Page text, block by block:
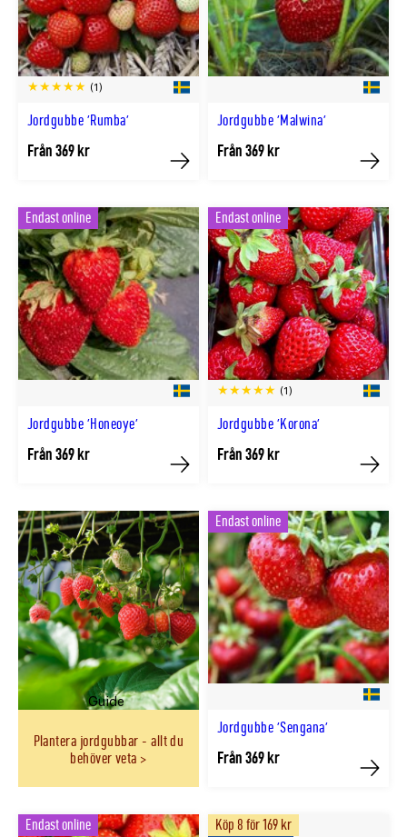
Jordgubbe 'Rumba'
(1)
Från 369 kr
Köp
Jordgubbe 'Malwina'
Från 369 kr
Köp
Jordgubbe 'Honeoye'
Endast online
Från 369 kr
Köp
Jordgubbe 'Korona'
(1)
Endast online
Från 369 kr
Köp
Guide
Plantera jordgubbar - allt du
behöver veta
Jordgubbe 'Sengana'
Endast online
Från 369 kr
Köp
Endast online
Köp 8 för 169 kr